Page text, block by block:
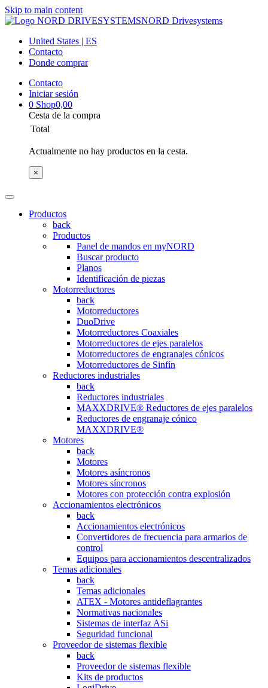
Skip to main content
NORD Drivesystems
United States | ES
Contacto
Donde comprar
Contacto
Iniciar sesión
0 Shop0,00
Cesta de la compra
Total
Actualmente no hay productos en la cesta.
×
Productos
back
Productos
Panel de mandos en myNORD
Buscar producto
Planos
Identificación de piezas
Motorreductores
back
Motorreductores
DuoDrive
Motorreductores Coaxiales
Motorreductores de ejes paralelos
Motorreductores de engranajes cónicos
Motorreductores de Sinfín
Reductores industriales
back
Reductores industriales
MAXXDRIVE® Reductores de ejes paralelos
Reductores de engranaje cónico
MAXXDRIVE®
Motores
back
Motores
Motores asíncronos
Motores síncronos
Motores con protección contra explosión
Accionamientos electrónicos
back
Accionamientos electrónicos
Convertidores de frecuencia para armarios de
control
Equipos para accionamientos descentralizados
Temas adicionales
back
Temas adicionales
ATEX - Motores antideflagrantes
Normativas nacionales
Sistemas de interfaz ASi
Seguridad funcional
Proveedor de sistemas flexible
back
Proveedor de sistemas flexible
Kits de productos